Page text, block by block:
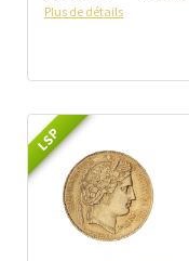
Plus de détails
LSP